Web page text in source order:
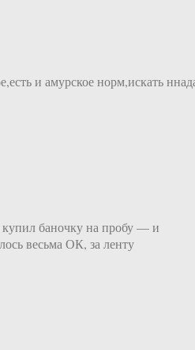
и амурское норм,искать
баночку на пробу — и
весьма ОК, за ленту